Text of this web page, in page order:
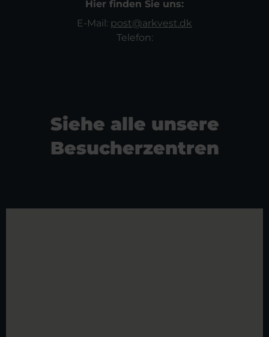
Hier finden Sie uns:
E-Mail: post@arkvest.dk
Telefon:
Siehe alle unsere
Besucherzentren